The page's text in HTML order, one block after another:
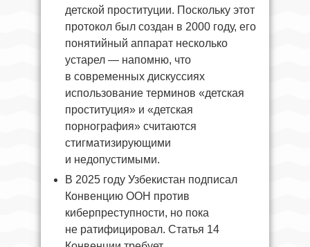
детской проституции. Поскольку этот
протокол был создан в 2000 году, его
понятийный аппарат несколько
устарел — напомню, что
в современных дискуссиях
использование терминов «детская
проституция» и «детская
порнография» считаются
стигматизирующими
и недопустимыми.
В 2025 году Узбекистан подписал
Конвенцию ООН против
киберпреступности, но пока
не ратифицировал. Статья 14